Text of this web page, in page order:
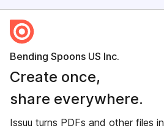
Bending Spoons US Inc.
Create once,
share everywhere.
Issuu turns PDFs and other files